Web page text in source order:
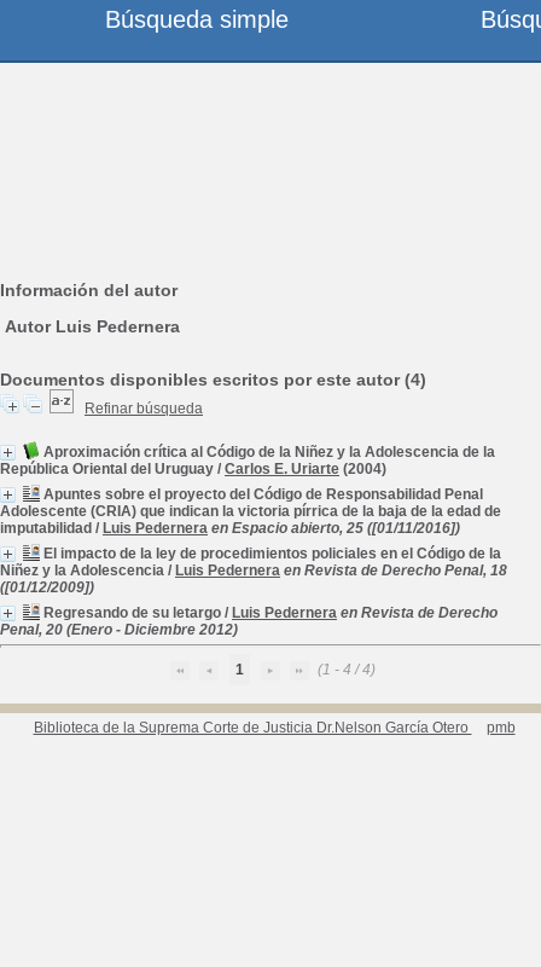
Información del autor
Autor Luis Pedernera
Documentos disponibles escritos por este autor (4)
Refinar búsqueda
Aproximación crítica al Código de la Niñez y la Adolescencia de la
República Oriental del Uruguay / Carlos E. Uriarte (2004)
Apuntes sobre el proyecto del Código de Responsabilidad Penal
Adolescente (CRIA) que indican la victoria pírrica de la baja de la edad de
imputabilidad / Luis Pedernera en Espacio abierto, 25 ([01/11/2016])
El impacto de la ley de procedimientos policiales en el Código de la
Niñez y la Adolescencia / Luis Pedernera en Revista de Derecho Penal, 18
([01/12/2009])
Regresando de su letargo / Luis Pedernera en Revista de Derecho
Penal, 20 (Enero - Diciembre 2012)
1 (1 - 4 / 4)
Biblioteca de la Suprema Corte de Justicia Dr.Nelson García Otero pmb
Búsqueda simple